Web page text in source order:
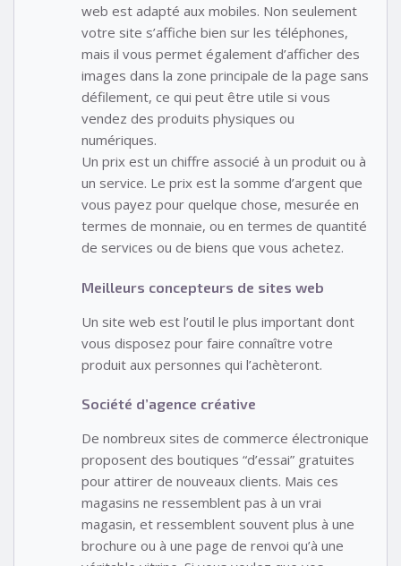
web est adapté aux mobiles. Non seulement
votre site s’affiche bien sur les téléphones,
mais il vous permet également d’afficher des
images dans la zone principale de la page sans
défilement, ce qui peut être utile si vous
vendez des produits physiques ou
numériques.
Un prix est un chiffre associé à un produit ou à
un service. Le prix est la somme d’argent que
vous payez pour quelque chose, mesurée en
termes de monnaie, ou en termes de quantité
de services ou de biens que vous achetez.
Meilleurs concepteurs de sites web
Un site web est l’outil le plus important dont
vous disposez pour faire connaître votre
produit aux personnes qui l’achèteront.
Société d’agence créative
De nombreux sites de commerce électronique
proposent des boutiques “d’essai” gratuites
pour attirer de nouveaux clients. Mais ces
magasins ne ressemblent pas à un vrai
magasin, et ressemblent souvent plus à une
brochure ou à une page de renvoi qu’à une